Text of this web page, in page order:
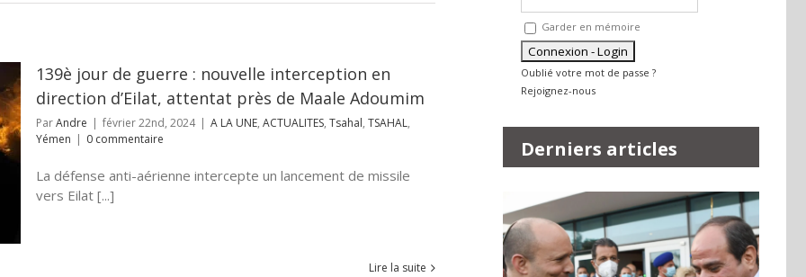
139è jour de guerre : nouvelle interception en
direction d’Eilat, attentat près de Maale Adoumim
ParAndre | février 22nd, 2024 | A LA UNE, ACTUALITES, Tsahal, TSAHAL,
Yémen | 0 commentaire
La défense anti-aérienne intercepte un lancement de missile
vers Eilat [...]
Lire la suite
Garder en mémoire
Oublié votre mot de passe ?
Rejoignez-nous
Derniers articles